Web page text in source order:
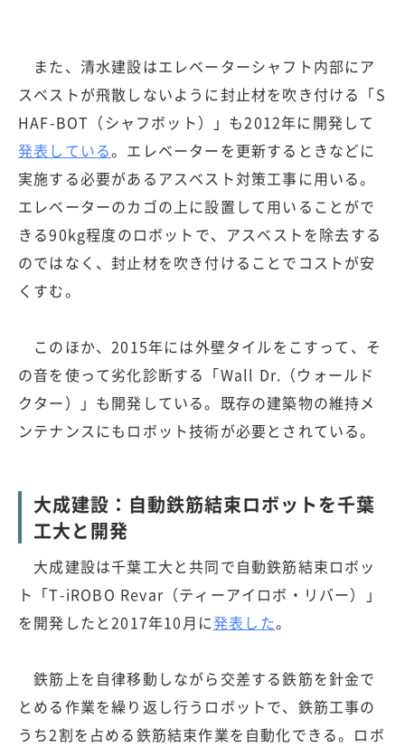
また、清水建設はエレベーターシャフト内部にア
スベストが飛散しないように封止材を吹き付ける「S
HAF-BOT（シャフボット）」も2012年に開発して
発表している。エレベーターを更新するときなどに
実施する必要があるアスベスト対策工事に用いる。
エレベーターのカゴの上に設置して用いることがで
きる90kg程度のロボットで、アスベストを除去する
のではなく、封止材を吹き付けることでコストが安
くすむ。
このほか、2015年には外壁タイルをこすって、そ
の音を使って劣化診断する「Wall Dr.（ウォールド
クター）」も開発している。既存の建築物の維持メ
ンテナンスにもロボット技術が必要とされている。
大成建設：自動鉄筋結束ロボットを千葉
工大と開発
大成建設は千葉工大と共同で自動鉄筋結束ロボッ
ト「T-iROBO Revar（ティーアイロボ・リバー）」
を開発したと2017年10月に発表した。
鉄筋上を自律移動しながら交差する鉄筋を針金で
とめる作業を繰り返し行うロボットで、鉄筋工事の
うち2割を占める鉄筋結束作業を自動化できる。ロボ